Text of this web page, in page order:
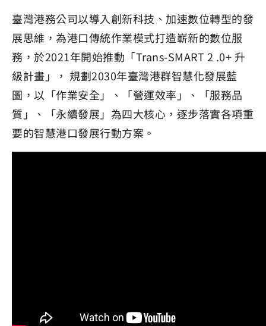
臺灣港務公司以導入創新科技、加速數位轉型的發
展思維，為港口傳統作業模式打造嶄新的數位服
務，於2021年開始推動「Trans-SMART 2 .0+ 升
級計畫」， 規劃2030年臺灣港群智慧化發展藍
圖，以「作業安全」、「營運效率」、「服務品
質」、「永續發展」為四大核心，逐步落實各項重
要的智慧港口發展行動方案。